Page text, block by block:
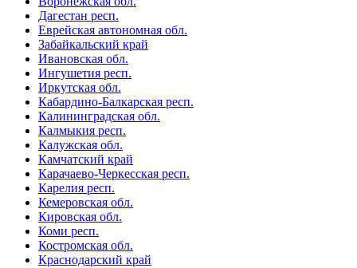
Дагестан респ.
Еврейская автономная обл.
Забайкальский край
Ивановская обл.
Ингушетия респ.
Иркутская обл.
Кабардино-Балкарская респ.
Калининградская обл.
Калмыкия респ.
Калужская обл.
Камчатский край
Карачаево-Черкесская респ.
Карелия респ.
Кемеровская обл.
Кировская обл.
Коми респ.
Костромская обл.
Краснодарский край